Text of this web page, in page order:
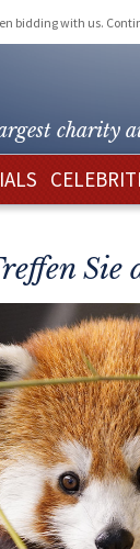
bidding with us.
charity